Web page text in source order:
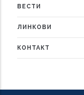
ВЕСТИ
ЛИНКОВИ
КОНТАКТ